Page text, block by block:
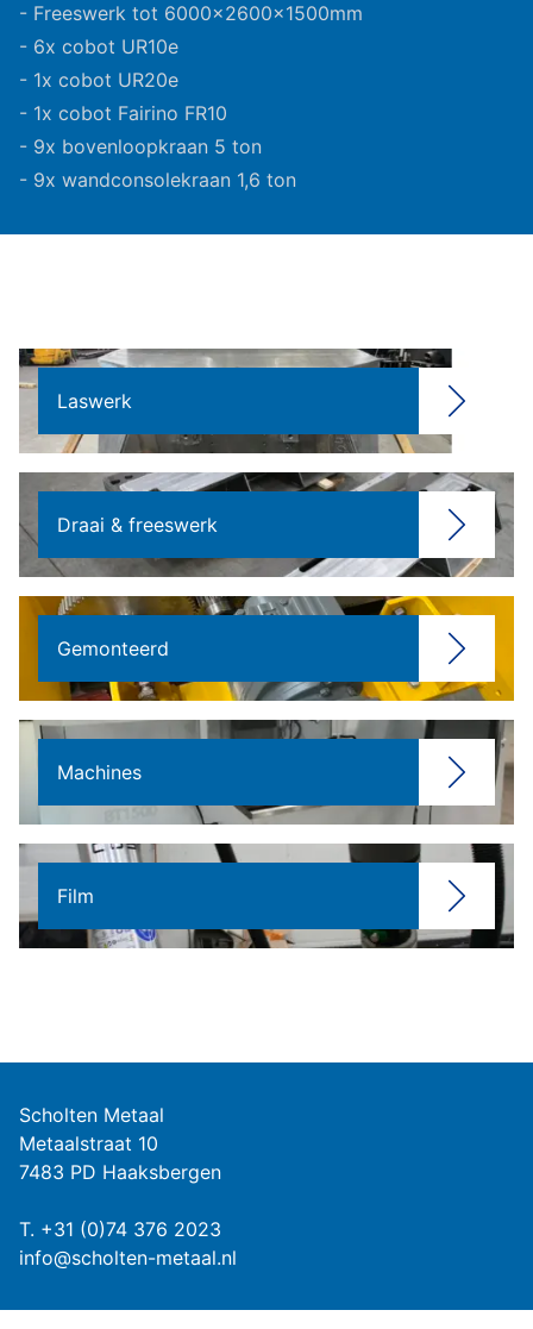
- Freeswerk tot 6000x2600x1500mm
- 6x cobot UR10e
- 1x cobot UR20e
- 1x cobot Fairino FR10
- 9x bovenloopkraan 5 ton
- 9x wandconsolekraan 1,6 ton
Laswerk
Draai & freeswerk
Gemonteerd
Machines
Film
Scholten Metaal
Metaalstraat 10
7483 PD Haaksbergen
T. +31 (0)74 376 2023
info@scholten-metaal.nl